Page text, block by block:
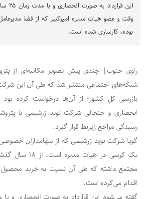
این
وقت و عضو هیات مدیره امیرکبیر که از قضا
بوده، کارسازی شده است.
راوی جنوب| چندی پیش تصویر مکاتبه‌ای از
شبکه‌های اجتماعی منتشر شد که طی آن این
بازرسی کل کشور؛ از آن‌ها درخواست کرده بود
انحصاری و جنجالی شرکت نوید زرشیمی با
رسیدگی مراجع زیربط قرار گیرد.
گویا شرکت نوید زرشیمی که از سهامداران
یک کرسی در هیات
مجتمع داشته که طی آن نسبت به خرید محصول
اقدام می‌کرده است.